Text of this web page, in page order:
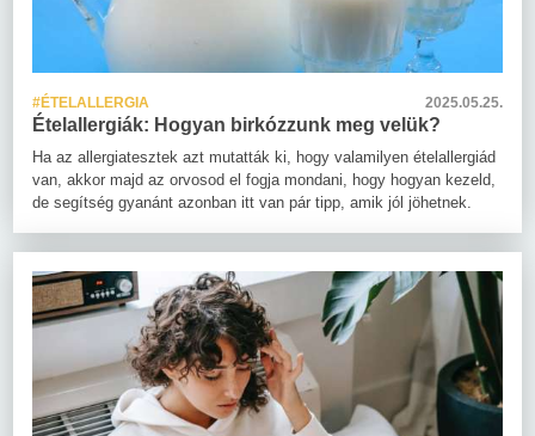
#ÉTELALLERGIA 2025.05.25.
Ételallergiák: Hogyan birkózzunk meg velük?
Ha az allergiatesztek azt mutatták ki, hogy valamilyen ételallergiád
van, akkor majd az orvosod el fogja mondani, hogy hogyan kezeld,
de segítség gyanánt azonban itt van pár tipp, amik jól jöhetnek.